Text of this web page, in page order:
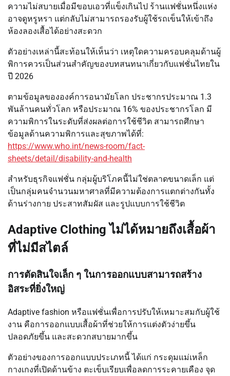
ความไม่สบายเมื่อมีขอบเอวที่แข็งเกินไป ร้านแฟชั่นหนึ่งแห่ง
อาจดูหรูหรา แต่กลับไม่สามารถรองรับผู้ใช้รถเข็นให้เข้าถึง
ห้องลองเสื้อได้อย่างสะดวก
ตัวอย่างเหล่านี้สะท้อนให้เห็นว่า เหตุใดความครอบคลุมด้านผู้
พิการควรเป็นส่วนสำคัญของบทสนทนาเกี่ยวกับแฟชั่นไทยใน
ปี 2026
ตามข้อมูลขององค์การอนามัยโลก ประชากรประมาณ 1.3
พันล้านคนทั่วโลก หรือประมาณ 16% ของประชากรโลก มี
ความพิการในระดับที่ส่งผลต่อการใช้ชีวิต สามารถศึกษา
ข้อมูลด้านความพิการและสุขภาพได้ที่:
https://www.who.int/news-room/fact-
sheets/detail/disability-and-health
สำหรับธุรกิจแฟชั่น กลุ่มผู้บริโภคนี้ไม่ใช่ตลาดขนาดเล็ก แต่
เป็นกลุ่มคนจำนวนมหาศาลที่มีความต้องการแตกต่างกันทั้ง
ด้านร่างกาย ประสาทสัมผัส และรูปแบบการใช้ชีวิต
Adaptive Clothing ไม่ได้หมายถึงเสื้อผ้า
ที่ไม่มีสไตล์
การตัดสินใจเล็ก ๆ ในการออกแบบสามารถสร้าง
อิสระที่ยิ่งใหญ่
Adaptive fashion หรือแฟชั่นเพื่อการปรับให้เหมาะสมกับผู้ใช้
งาน คือการออกแบบเสื้อผ้าที่ช่วยให้การแต่งตัวง่ายขึ้น
ปลอดภัยขึ้น และสะดวกสบายมากขึ้น
ตัวอย่างของการออกแบบประเภทนี้ ได้แก่ กระดุมแม่เหล็ก
กางเกงที่เปิดด้านข้าง ตะเข็บเรียบเพื่อลดการระคายเคือง จุด